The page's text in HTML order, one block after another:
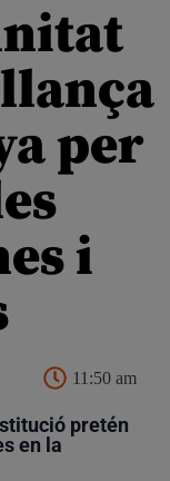
per
i
11:50 am
pretén
en la